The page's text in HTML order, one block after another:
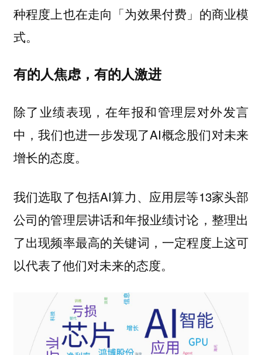
种程度上也在走向「为效果付费」的商业模
式。
有的人焦虑，有的人激进
除了业绩表现，在年报和管理层对外发言
中，我们也进一步发现了AI概念股们对未来
增长的态度。
我们选取了包括AI算力、应用层等13家头部
公司的管理层讲话和年报业绩讨论，整理出
了出现频率最高的关键词，一定程度上这可
以代表了他们对未来的态度。